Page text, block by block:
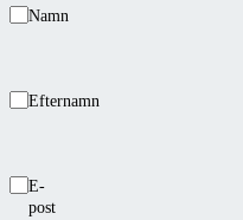
Namn
Efternamn
E-
post